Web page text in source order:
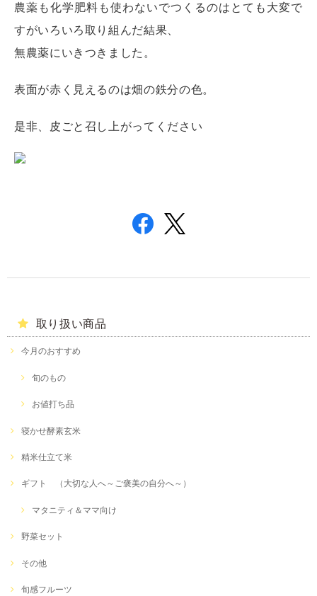
農薬も化学肥料も使わないでつくるのはとても大変で
すがいろいろ取り組んだ結果、
無農薬にいきつきました。
表面が赤く見えるのは畑の鉄分の色。
是非、皮ごと召し上がってください
取り扱い商品
今月のおすすめ
旬のもの
お値打ち品
寝かせ酵素玄米
精米仕立て米
ギフト （大切な人へ～ご褒美の自分へ～）
マタニティ＆ママ向け
野菜セット
その他
旬感フルーツ